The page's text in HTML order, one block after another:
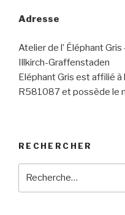
Adresse
Atelier de l’ Éléphant
Illkirch-Graffenstaden
Eléphant Gris est affilié
R581087 et possède le
RECHERCHER